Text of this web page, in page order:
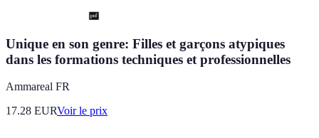
Unique en son genre: Filles et garçons atypiques
dans les formations techniques et professionnelles
Ammareal FR
17.28 EURVoir le prix